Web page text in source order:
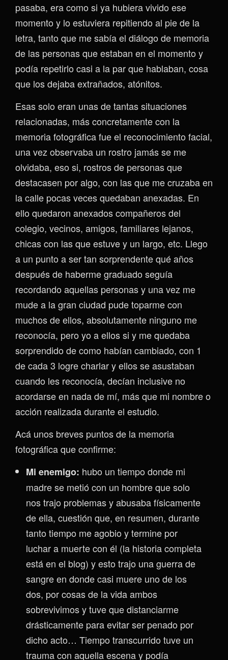
pasaba, era como si ya hubiera vivido ese
momento y lo estuviera repitiendo al pie de la
letra, tanto que me sabía el diálogo de memoria
de las personas que estaban en el momento y
podía repetirlo casi a la par que hablaban, cosa
que los dejaba extrañados, atónitos.
Esas solo eran unas de tantas situaciones
relacionadas, más concretamente con la
memoria fotográfica fue el reconocimiento facial,
una vez observaba un rostro jamás se me
olvidaba, eso si, rostros de personas que
destacasen por algo, con las que me cruzaba en
la calle pocas veces quedaban anexadas. En
ello quedaron anexados compañeros del
colegio, vecinos, amigos, familiares lejanos,
chicas con las que estuve y un largo, etc. Llego
a un punto a ser tan sorprendente qué años
después de haberme graduado seguía
recordando aquellas personas y una vez me
mude a la gran ciudad pude toparme con
muchos de ellos, absolutamente ninguno me
reconocía, pero yo a ellos si y me quedaba
sorprendido de como habían cambiado, con 1
de cada 3 logre charlar y ellos se asustaban
cuando les reconocía, decían inclusive no
acordarse en nada de mí, más que mi nombre o
acción realizada durante el estudio.
Acá unos breves puntos de la memoria
fotográfica que confirme:
Mi enemigo: hubo un tiempo donde mi
madre se metió con un hombre que solo
nos trajo problemas y abusaba físicamente
de ella, cuestión que, en resumen, durante
tanto tiempo me agobio y termine por
luchar a muerte con él (la historia completa
está en el blog) y esto trajo una guerra de
sangre en donde casi muere uno de los
dos, por cosas de la vida ambos
sobrevivimos y tuve que distanciarme
drásticamente para evitar ser penado por
dicho acto… Tiempo transcurrido tuve un
trauma con aquella escena y podía